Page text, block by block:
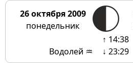
26 октября 2009
понедельник
Водолей ♒
↑ 14:38
↓ 23:29